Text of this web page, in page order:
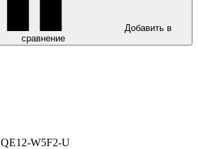
Добавить в
сравнение
QE12-W5F2-U